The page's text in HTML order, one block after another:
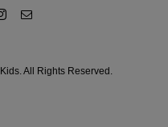
All Rights Reserved.